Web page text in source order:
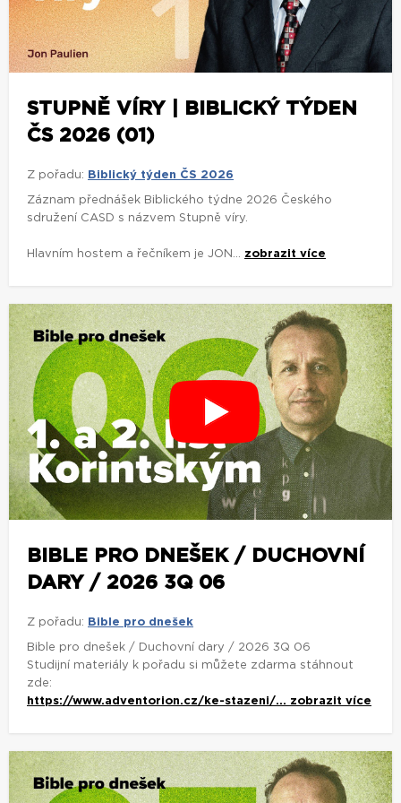
STUPNĚ VÍRY | BIBLICKÝ TÝDEN
ČS 2026 (01)
Z pořadu: Biblický týden ČS 2026
Záznam přednášek Biblického týdne 2026 Českého
sdružení CASD s názvem Stupně víry.
Hlavním hostem a řečníkem je JON... zobrazit více
BIBLE PRO DNEŠEK / DUCHOVNÍ
DARY / 2026 3Q 06
Z pořadu: Bible pro dnešek
Bible pro dnešek / Duchovní dary / 2026 3Q 06
Studijní materiály k pořadu si můžete zdarma stáhnout
zde:
https://www.adventorion.cz/ke-stazeni/... zobrazit více